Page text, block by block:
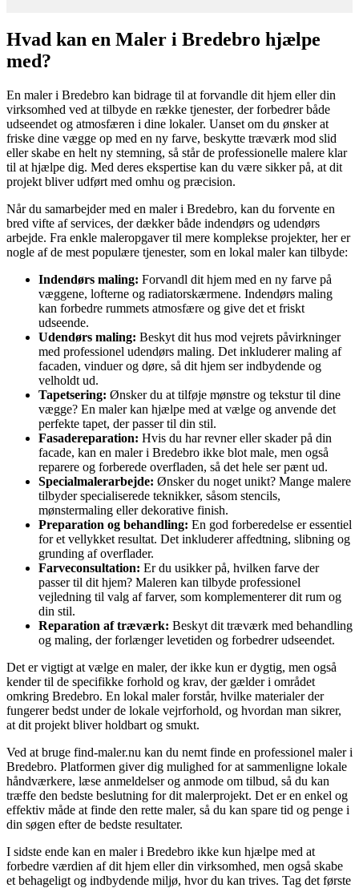
Hvad kan en Maler i Bredebro hjælpe
med?
En maler i Bredebro kan bidrage til at forvandle dit hjem eller din
virksomhed ved at tilbyde en række tjenester, der forbedrer både
udseendet og atmosfæren i dine lokaler. Uanset om du ønsker at
friske dine vægge op med en ny farve, beskytte træværk mod slid
eller skabe en helt ny stemning, så står de professionelle malere klar
til at hjælpe dig. Med deres ekspertise kan du være sikker på, at dit
projekt bliver udført med omhu og præcision.
Når du samarbejder med en maler i Bredebro, kan du forvente en
bred vifte af services, der dækker både indendørs og udendørs
arbejde. Fra enkle maleropgaver til mere komplekse projekter, her er
nogle af de mest populære tjenester, som en lokal maler kan tilbyde:
Indendørs maling: Forvandl dit hjem med en ny farve på
væggene, lofterne og radiatorskærmene. Indendørs maling
kan forbedre rummets atmosfære og give det et friskt
udseende.
Udendørs maling: Beskyt dit hus mod vejrets påvirkninger
med professionel udendørs maling. Det inkluderer maling af
facaden, vinduer og døre, så dit hjem ser indbydende og
velholdt ud.
Tapetsering: Ønsker du at tilføje mønstre og tekstur til dine
vægge? En maler kan hjælpe med at vælge og anvende det
perfekte tapet, der passer til din stil.
Fasadereparation: Hvis du har revner eller skader på din
facade, kan en maler i Bredebro ikke blot male, men også
reparere og forberede overfladen, så det hele ser pænt ud.
Specialmalerarbejde: Ønsker du noget unikt? Mange malere
tilbyder specialiserede teknikker, såsom stencils,
mønstermaling eller dekorative finish.
Preparation og behandling: En god forberedelse er essentiel
for et vellykket resultat. Det inkluderer affedtning, slibning og
grunding af overflader.
Farveconsultation: Er du usikker på, hvilken farve der
passer til dit hjem? Maleren kan tilbyde professionel
vejledning til valg af farver, som komplementerer dit rum og
din stil.
Reparation af træværk: Beskyt dit træværk med behandling
og maling, der forlænger levetiden og forbedrer udseendet.
Det er vigtigt at vælge en maler, der ikke kun er dygtig, men også
kender til de specifikke forhold og krav, der gælder i området
omkring Bredebro. En lokal maler forstår, hvilke materialer der
fungerer bedst under de lokale vejrforhold, og hvordan man sikrer,
at dit projekt bliver holdbart og smukt.
Ved at bruge find-maler.nu kan du nemt finde en professionel maler i
Bredebro. Platformen giver dig mulighed for at sammenligne lokale
håndværkere, læse anmeldelser og anmode om tilbud, så du kan
træffe den bedste beslutning for dit malerprojekt. Det er en enkel og
effektiv måde at finde den rette maler, så du kan spare tid og penge i
din søgen efter de bedste resultater.
I sidste ende kan en maler i Bredebro ikke kun hjælpe med at
forbedre værdien af dit hjem eller din virksomhed, men også skabe
et behageligt og indbydende miljø, hvor du kan trives. Tag det første